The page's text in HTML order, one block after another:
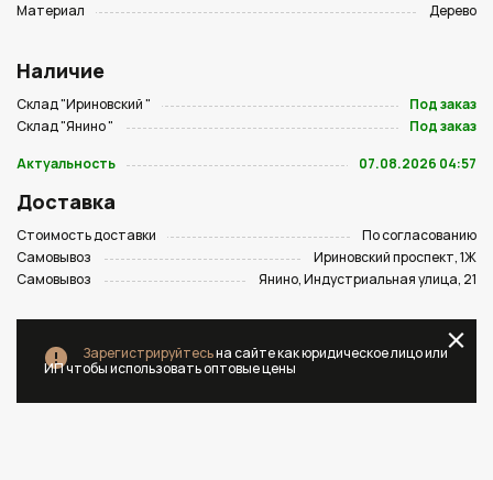
Материал
Дерево
Наличие
Склад "Ириновский "
Под заказ
Склад "Янино "
Под заказ
Актуальность
07.08.2026 04:57
Доставка
Стоимость доставки
По согласованию
Самовывоз
Ириновский проспект, 1Ж
Самовывоз
Янино, Индустриальная улица, 21
Зарегистрируйтесьна сайте как юридическое лицо или
ИП чтобы использовать оптовые цены